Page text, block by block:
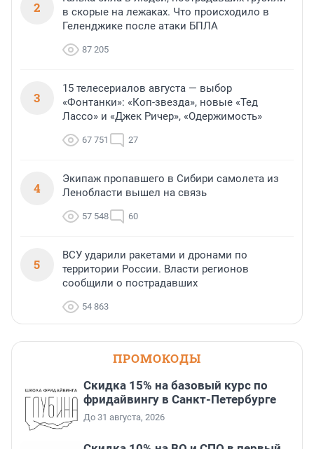
2
в скорые на лежаках. Что происходило в
Геленджике после атаки БПЛА
87 205
3
15 телесериалов августа — выбор
«Фонтанки»: «Коп-звезда», новые «Тед
Лассо» и «Джек Ричер», «Одержимость»
67 751 27
4
Экипаж пропавшего в Сибири самолета из
Ленобласти вышел на связь
57 548 60
5
ВСУ ударили ракетами и дронами по
территории России. Власти регионов
сообщили о пострадавших
54 863
ПРОМОКОДЫ
Скидка 15% на базовый курс по
фридайвингу в Санкт-Петербурге
До 31 августа, 2026